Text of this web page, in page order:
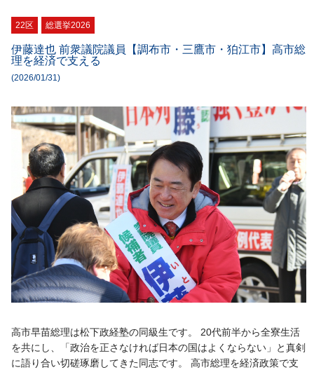
22区 総選挙2026
伊藤達也 前衆議院議員【調布市・三鷹市・狛江市】高市総
理を経済で支える
(2026/01/31)
高市早苗総理は松下政経塾の同級生です。 20代前半から全寮生活
を共にし、「政治を正さなければ日本の国はよくならない」と真剣
に語り合い切磋琢磨してきた同志です。 高市総理を経済政策で支